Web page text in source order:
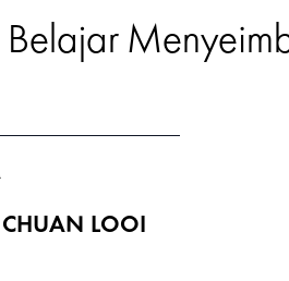
LOOI